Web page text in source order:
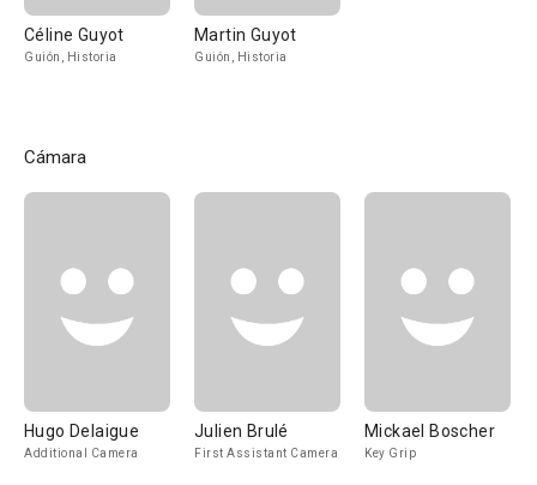
Céline Guyot
Guión, Historia
Martin Guyot
Guión, Historia
Cámara
Hugo Delaigue
Additional Camera
Julien Brulé
First Assistant Camera
Mickael Boscher
Key Grip